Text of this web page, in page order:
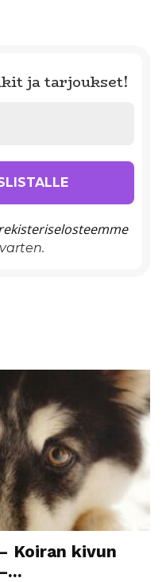
ja tarjoukset!
Koiran kivun